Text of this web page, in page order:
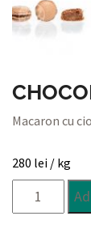
Macaron cu
280 lei / kg
Chocolat